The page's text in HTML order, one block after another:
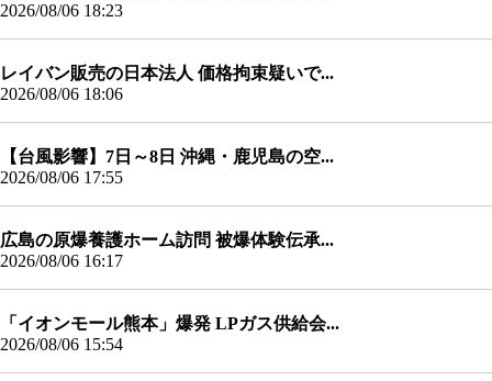
2026/08/06 18:23
レイバン販売の日本法人 価格拘束疑いで...
2026/08/06 18:06
【台風影響】7日～8日 沖縄・鹿児島の空...
2026/08/06 17:55
広島の原爆養護ホーム訪問 被爆体験伝承...
2026/08/06 16:17
「イオンモール熊本」爆発 LPガス供給会...
2026/08/06 15:54